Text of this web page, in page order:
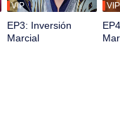
VIP
EP3: Inversión
Marcial
VIP